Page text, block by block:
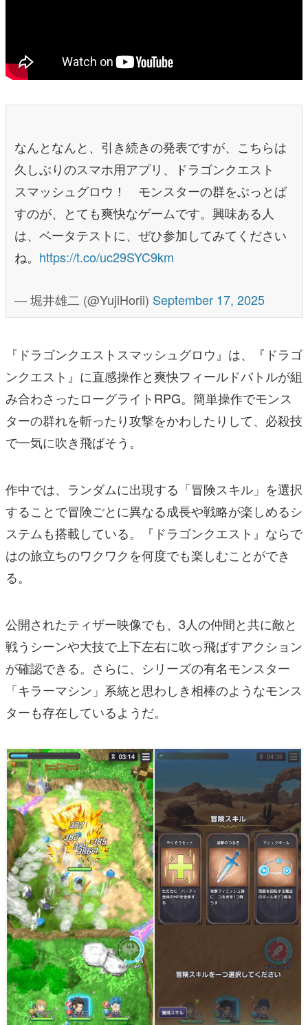
なんとなんと、引き続きの発表ですが、こちらは
久しぶりのスマホ用アプリ、ドラゴンクエスト
スマッシュグロウ！ モンスターの群をぶっとば
すのが、とても爽快なゲームです。興味ある人
は、ベータテストに、ぜひ参加してみてください
ね。 https://t.co/uc29SYC9km
— 堀井雄二 (@YujiHorii) September 17, 2025
『ドラゴンクエストスマッシュグロウ』は、『ドラゴ
ンクエスト』に直感操作と爽快フィールドバトルが組
み合わさったローグライトRPG。簡単操作でモンス
ターの群れを斬ったり攻撃をかわしたりして、必殺技
で一気に吹き飛ばそう。
作中では、ランダムに出現する「冒険スキル」を選択
することで冒険ごとに異なる成長や戦略が楽しめるシ
ステムも搭載している。『ドラゴンクエスト』ならで
はの旅立ちのワクワクを何度でも楽しむことができ
る。
公開されたティザー映像でも、3人の仲間と共に敵と
戦うシーンや大技で上下左右に吹っ飛ばすアクション
が確認できる。さらに、シリーズの有名モンスター
「キラーマシン」系統と思わしき相棒のようなモンス
ターも存在しているようだ。